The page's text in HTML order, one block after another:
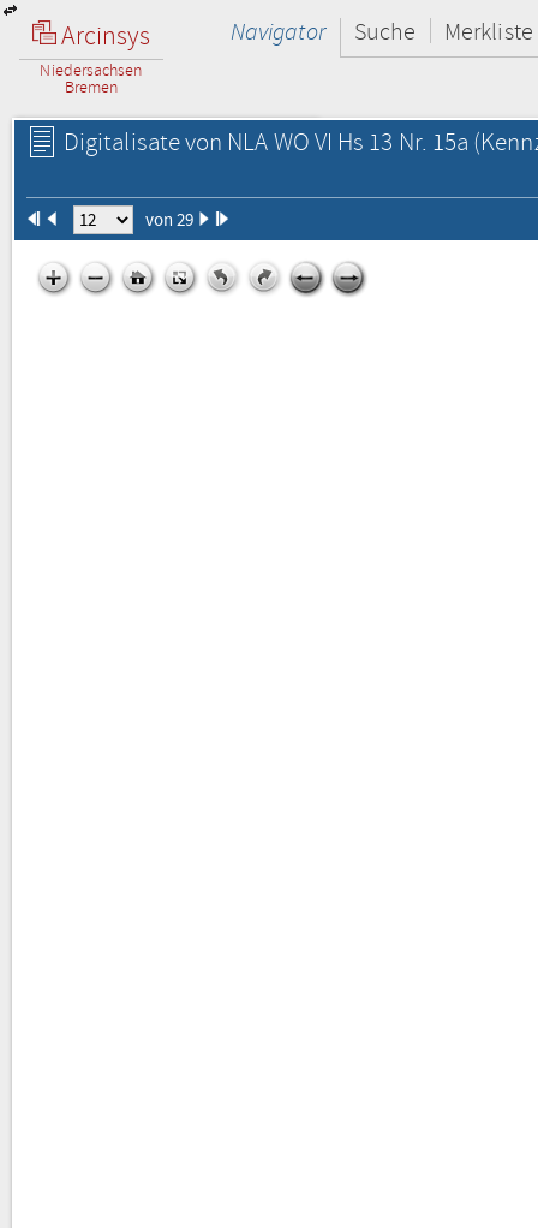
Arcinsys
Niedersachsen
Bremen
Navigator Suche Merkliste
Digitalisate von NLA WO VI Hs 13 Nr. 15a
von 29